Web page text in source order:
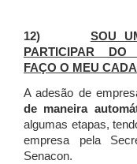
12) SOU
PARTICIPAR DO
FAÇO O MEU
A adesão de
de maneira
algumas etapas,
empresa pela
Senacon.